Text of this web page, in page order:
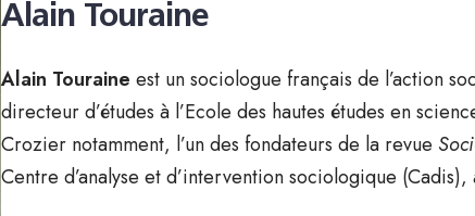
Alain Touraine
Alain Touraine est un sociologue français de l’action
directeur d’études à l’Ecole des hautes études en
Crozier notamment, l’un des fondateurs de la revue
Centre d’analyse et d’intervention sociologique (Cadis),